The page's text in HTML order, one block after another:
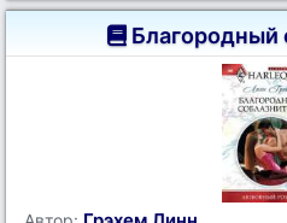
Благородный